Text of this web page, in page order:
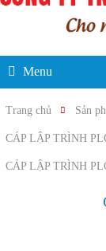
Menu
Trang chủ Sản
CÁP LẬP TRÌNH
CÁP LẬP TRÌNH